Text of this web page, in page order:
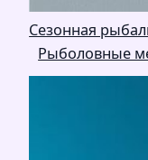
Сезонная
Рыболовные